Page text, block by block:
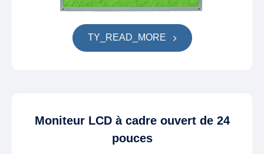
TY_READ_MORE
Moniteur LCD à cadre ouvert de 24
pouces